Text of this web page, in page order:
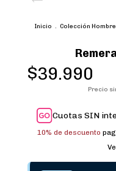
Inicio . Colección Hombre
$39.990
Precio
Cuotas SIN
10% de descuento